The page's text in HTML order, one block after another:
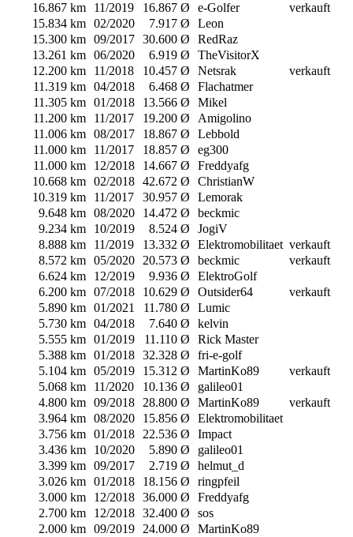
16.867 km
11/2019 16.867 Ø e-Golfer
verkauft
15.834 km 02/2020 7.917 Ø
Leon
15.300 km 09/2017 30.600 Ø
RedRaz
13.261 km 06/2020 6.919 Ø
TheVisitorX
12.200 km
11/2018 10.457 Ø Netsrak
verkauft
11.319 km 04/2018 6.468 Ø
Flachatmer
11.305 km 01/2018 13.566 Ø
Mikel
11.200 km
11/2017 19.200 Ø
Amigolino
11.006 km 08/2017 18.867 Ø
Lebbold
11.000 km
11/2017 18.857 Ø
eg300
11.000 km
12/2018 14.667 Ø
Freddyafg
10.668 km 02/2018 42.672 Ø
ChristianW
10.319 km
11/2017 30.957 Ø
Lemorak
9.648 km 08/2020 14.472 Ø
beckmic
9.234 km
10/2019 8.524 Ø
JogiV
8.888 km
11/2019 13.332 Ø Elektromobilitaet verkauft
8.572 km 05/2020 20.573 Ø beckmic
verkauft
6.624 km
12/2019 9.936 Ø
ElektroGolf
6.200 km 07/2018 10.629 Ø Outsider64
verkauft
5.890 km 01/2021 11.780 Ø
Lumic
5.730 km 04/2018 7.640 Ø
kelvin
5.555 km 01/2019 11.110 Ø
Rick Master
5.388 km 01/2018 32.328 Ø
fri-e-golf
5.104 km 05/2019 15.312 Ø MartinKo89
verkauft
5.068 km
11/2020 10.136 Ø
galileo01
4.800 km 09/2018 28.800 Ø MartinKo89
verkauft
3.964 km 08/2020 15.856 Ø
Elektromobilitaet
3.756 km 01/2018 22.536 Ø
Impact
3.436 km
10/2020 5.890 Ø
galileo01
3.399 km 09/2017 2.719 Ø
helmut_d
3.026 km 01/2018 18.156 Ø
ringpfeil
3.000 km
12/2018 36.000 Ø
Freddyafg
2.700 km
12/2018 32.400 Ø
sos
2.000 km 09/2019 24.000 Ø
MartinKo89